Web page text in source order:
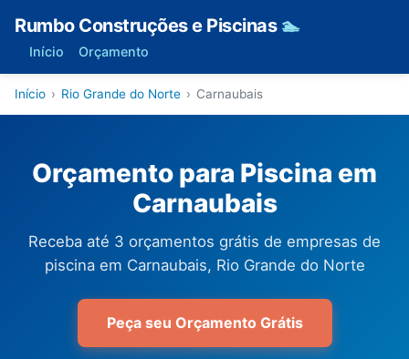
Rumbo Construções e Piscinas 🏊
Início Orçamento
Início › Rio Grande do Norte › Carnaubais
Orçamento para Piscina em
Carnaubais
Receba até 3 orçamentos grátis de empresas de
piscina em Carnaubais, Rio Grande do Norte
Peça seu Orçamento Grátis